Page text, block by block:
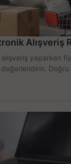
Alışveriş
alışveriş yaparken
değerlendirin.